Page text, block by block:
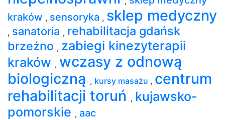
kraków , sensoryka , sklep medyczny
, sanatoria , rehabilitacja gdańsk
brzeżno , zabiegi kinezyterapii
kraków , wczasy z odnową
biologiczną , kursy masażu , centrum
rehabilitacji toruń , kujawsko-
pomorskie , aac